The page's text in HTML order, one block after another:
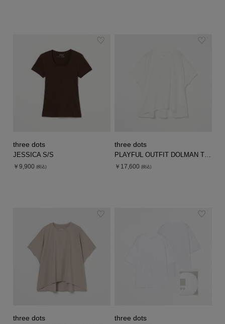
three dots
JESSICA S/S
￥9,900 (税込)
three dots
PLAYFUL OUTFIT DOLMAN TEE
￥17,600 (税込)
three dots three dots